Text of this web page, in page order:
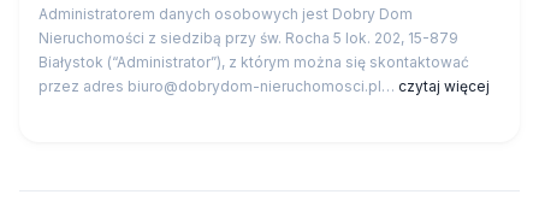
Administratorem danych osobowych jest Dobry Dom
Nieruchomości z siedzibą przy św. Rocha 5 lok. 202, 15-879
Białystok (“Administrator”), z którym można się skontaktować
przez adres biuro@dobrydom-nieruchomosci.pl… czytaj więcej